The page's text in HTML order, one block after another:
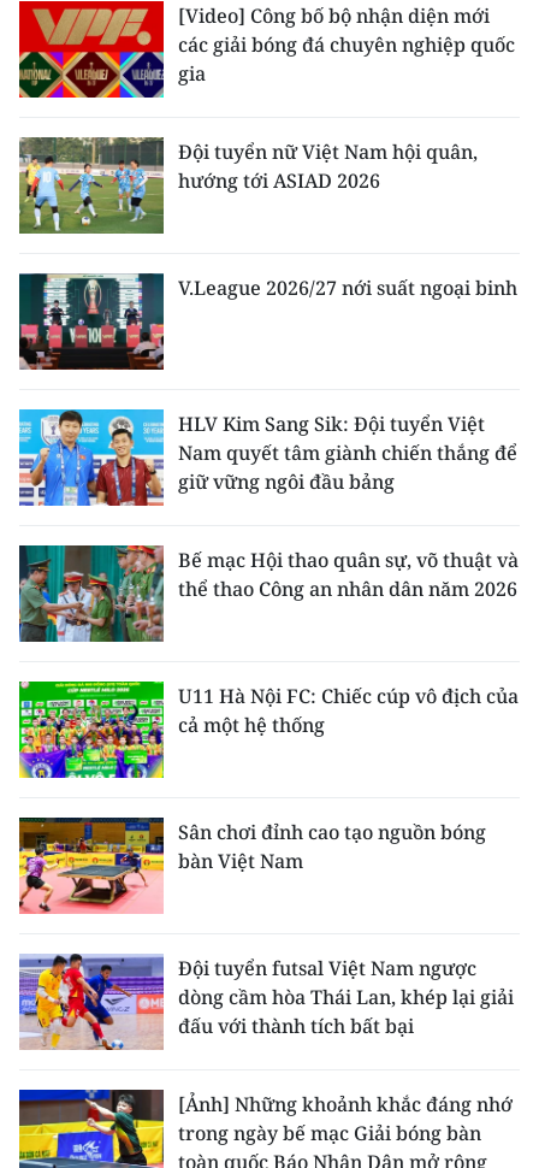
[Video] Công bố bộ nhận diện mới
các giải bóng đá chuyên nghiệp quốc
gia
Đội tuyển nữ Việt Nam hội quân,
hướng tới ASIAD 2026
V.League 2026/27 nới suất ngoại binh
HLV Kim Sang Sik: Đội tuyển Việt
Nam quyết tâm giành chiến thắng để
giữ vững ngôi đầu bảng
Bế mạc Hội thao quân sự, võ thuật và
thể thao Công an nhân dân năm 2026
U11 Hà Nội FC: Chiếc cúp vô địch của
cả một hệ thống
Sân chơi đỉnh cao tạo nguồn bóng
bàn Việt Nam
Đội tuyển futsal Việt Nam ngược
dòng cầm hòa Thái Lan, khép lại giải
đấu với thành tích bất bại
[Ảnh] Những khoảnh khắc đáng nhớ
trong ngày bế mạc Giải bóng bàn
toàn quốc Báo Nhân Dân mở rộng